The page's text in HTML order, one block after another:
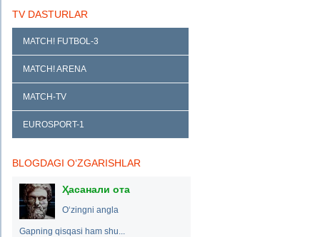
TV DASTURLAR
MATCH! FUTBOL-3
MATCH! ARENA
MATCH-TV
EUROSPORT-1
BLOGDAGI O‘ZGARISHLAR
Ҳасанали ота
O‘zingni angla
Gapning qisqasi ham shu...